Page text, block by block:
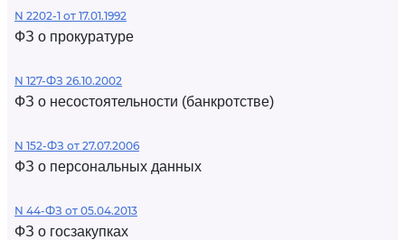
N 2202-1 от 17.01.1992
ФЗ о прокуратуре
N 127-ФЗ 26.10.2002
ФЗ о несостоятельности (банкротстве)
N 152-ФЗ от 27.07.2006
ФЗ о персональных данных
N 44-ФЗ от 05.04.2013
ФЗ о госзакупках